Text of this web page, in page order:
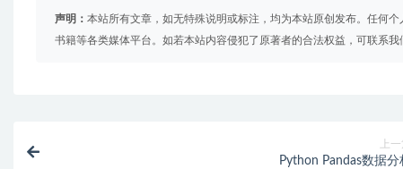
声明： 本站所有文章，如无特殊说明或标注，均为本站原创发布。任何
书籍等各类媒体平台。如若本站内容侵犯了原著者的合法权益，可联系我
上
Python Pandas数据分